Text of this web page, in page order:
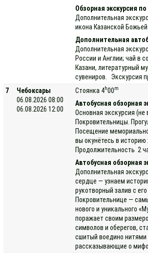
Обзорная экскурсия
Дополнительная
икона Казанской
Дополнительная
Дополнительная
России и Англии; чай в
Казани, литературный
сувениров. Экскурсия
7
Чебоксары
06.08.2026 08:00
06.08.2026 12:00
Стоянка 4h00m
Автобусная обзорная
Основная экскурсия
Покровительницы.
Посещение
вы окунётесь в
Продолжительность 2
Автобусная обзорная
Дополнительная
сердце — узнаем
рукотворный залив с
Покровительнице —
нового и уникального
поражает своим
символов и оберегов,
сшитый воедино нитями
рассказывающие о